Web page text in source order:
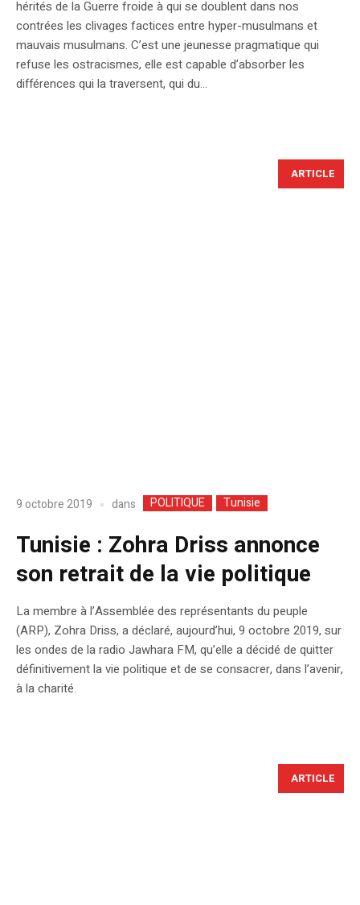
hérités de la Guerre froide à qui se doublent dans nos
contrées les clivages factices entre hyper-musulmans et
mauvais musulmans. C’est une jeunesse pragmatique qui
refuse les ostracismes, elle est capable d’absorber les
différences qui la traversent, qui du...
ARTICLE
9 octobre 2019 dans POLITIQUE Tunisie
Tunisie : Zohra Driss annonce
son retrait de la vie politique
La membre à l’Assemblée des représentants du peuple
(ARP), Zohra Driss, a déclaré, aujourd’hui, 9 octobre 2019, sur
les ondes de la radio Jawhara FM, qu’elle a décidé de quitter
définitivement la vie politique et de se consacrer, dans l’avenir,
à la charité.
ARTICLE